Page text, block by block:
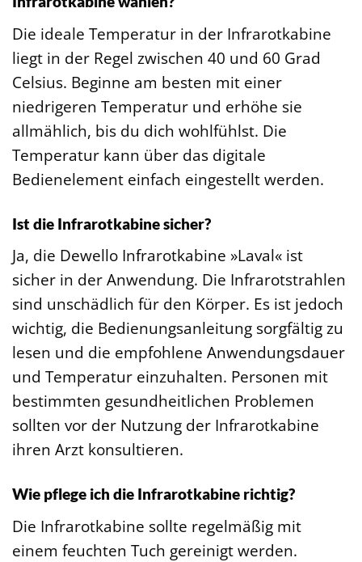
Die ideale Temperatur in der Infrarotkabine
liegt in der Regel zwischen 40 und 60 Grad
Celsius. Beginne am besten mit einer
niedrigeren Temperatur und erhöhe sie
allmählich, bis du dich wohlfühlst. Die
Temperatur kann über das digitale
Bedienelement einfach eingestellt werden.
Ist die Infrarotkabine sicher?
Ja, die Dewello Infrarotkabine »Laval« ist
sicher in der Anwendung. Die Infrarotstrahlen
sind unschädlich für den Körper. Es ist jedoch
wichtig, die Bedienungsanleitung sorgfältig zu
lesen und die empfohlene Anwendungsdauer
und Temperatur einzuhalten. Personen mit
bestimmten gesundheitlichen Problemen
sollten vor der Nutzung der Infrarotkabine
ihren Arzt konsultieren.
Wie pflege ich die Infrarotkabine richtig?
Die Infrarotkabine sollte regelmäßig mit
einem feuchten Tuch gereinigt werden.